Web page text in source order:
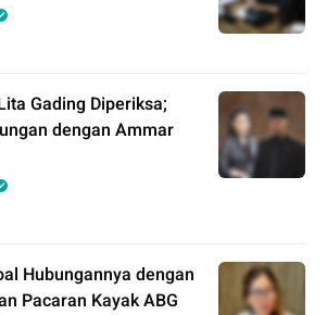
Gading Diperiksa;
dengan Ammar
Hubungannya dengan
Pacaran Kayak ABG